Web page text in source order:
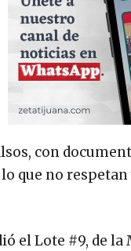
con
que no
el Lote #9, de